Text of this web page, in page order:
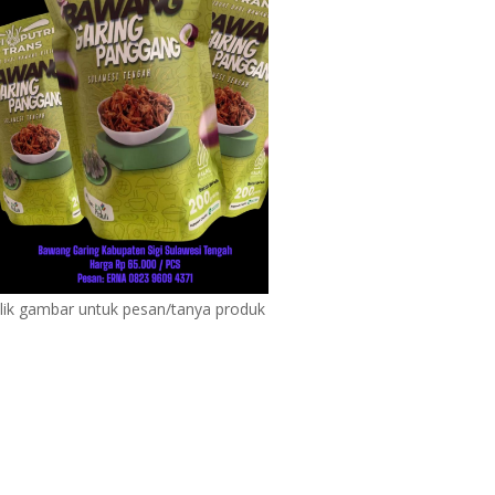
gambar untuk pesan/tanya produk